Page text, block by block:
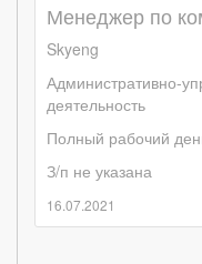
Менеджер по
Skyeng
Административно-
деятельность
Полный рабочий
З/п не указана
16.07.2021